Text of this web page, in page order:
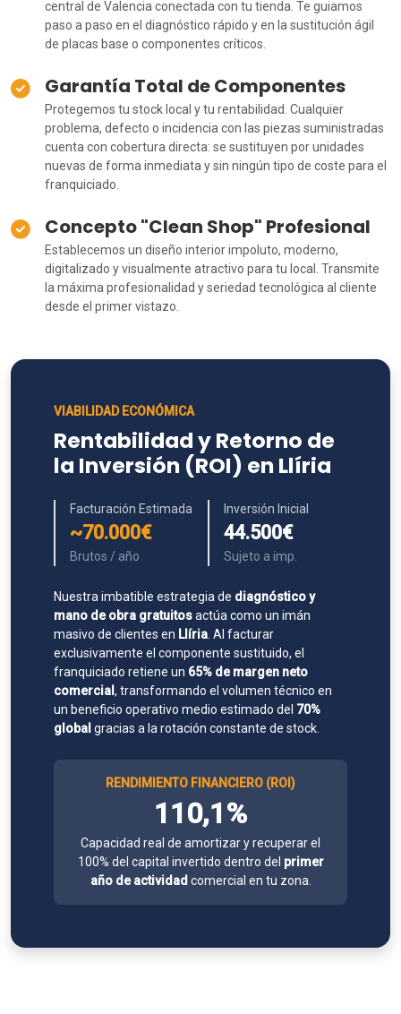
central de Valencia conectada con tu tienda. Te guiamos
paso a paso en el diagnóstico rápido y en la sustitución ágil
de placas base o componentes críticos.
Garantía Total de Componentes
Protegemos tu stock local y tu rentabilidad. Cualquier
problema, defecto o incidencia con las piezas suministradas
cuenta con cobertura directa: se sustituyen por unidades
nuevas de forma inmediata y sin ningún tipo de coste para el
franquiciado.
Concepto "Clean Shop" Profesional
Establecemos un diseño interior impoluto, moderno,
digitalizado y visualmente atractivo para tu local. Transmite
la máxima profesionalidad y seriedad tecnológica al cliente
desde el primer vistazo.
VIABILIDAD ECONÓMICA
Rentabilidad y Retorno de
la Inversión (ROI) en Llíria
Facturación Estimada
~70.000€
Brutos / año
Inversión Inicial
44.500€
Sujeto a imp.
Nuestra imbatible estrategia de diagnóstico y
mano de obra gratuitosactúa como un imán
masivo de clientes en Llíria . Al facturar
exclusivamente el componente sustituido, el
franquiciado retiene un 65% de margen neto
comercial , transformando el volumen técnico en
un beneficio operativo medio estimado del 70%
global gracias a la rotación constante de stock.
RENDIMIENTO FINANCIERO (ROI)
110,1%
Capacidad real de amortizar y recuperar el
100% del capital invertido dentro del primer
año de actividad comercial en tu zona.